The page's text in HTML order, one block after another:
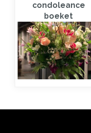
condoleance
boeket